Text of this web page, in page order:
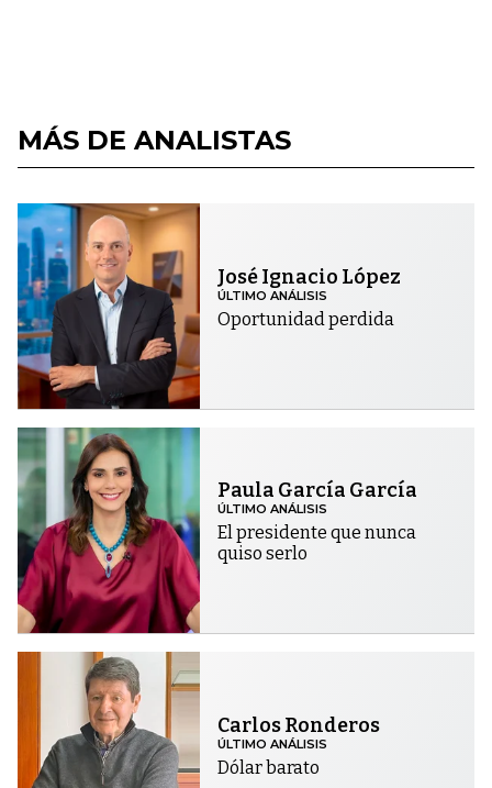
MÁS DE ANALISTAS
José Ignacio López
ÚLTIMO ANÁLISIS
Oportunidad perdida
Paula García García
ÚLTIMO ANÁLISIS
El presidente que nunca
quiso serlo
Carlos Ronderos
ÚLTIMO ANÁLISIS
Dólar barato